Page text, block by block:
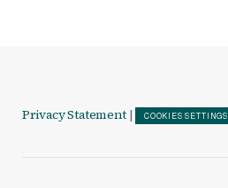
Privacy Statement | COOKIES SETTINGS